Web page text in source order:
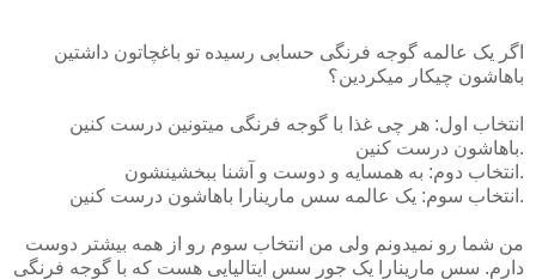
اگر یک عالمه گوجه فرنگی حسابی رسیده تو باغچاتون داشتین
باهاشون چیکار میکردین؟
انتخاب اول: هر چی غذا با گوجه فرنگی میتونین درست کنین
باهاشون درست کنین.
انتخاب دوم: به همسایه و دوست و آشنا ببخشینشون.
انتخاب سوم: یک عالمه سس مارینارا باهاشون درست کنین.
من شما رو نمیدونم ولی من انتخاب سوم رو از همه بیشتر دوست
دارم. سس مارینارا یک جور سس ایتالیایی هست که با گوجه فرنگی